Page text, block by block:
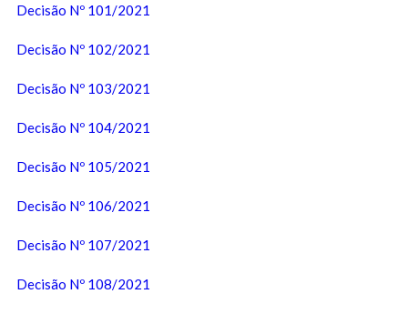
Decisão Nº 101/2021
Decisão Nº 102/2021
Decisão Nº 103/2021
Decisão Nº 104/2021
Decisão Nº 105/2021
Decisão Nº 106/2021
Decisão Nº 107/2021
Decisão Nº 108/2021